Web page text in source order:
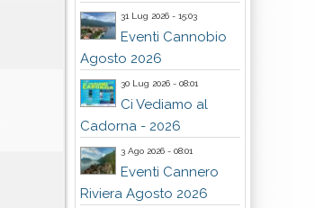
31 Lug 2026 - 15:03
Eventi Cannobio
Agosto 2026
30 Lug 2026 - 08:01
Ci Vediamo al
Cadorna - 2026
3 Ago 2026 - 08:01
Eventi Cannero
Riviera Agosto 2026